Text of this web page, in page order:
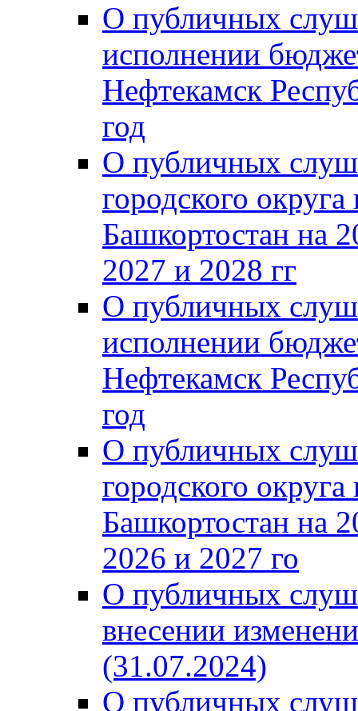
О публичных
исполнении
Нефтекамск
год
О публичных
городского
Башкортостан на
2027 и 2028 гг
О публичных
исполнении
Нефтекамск
год
О публичных
городского
Башкортостан на
2026 и 2027 го
О публичных
внесении
(31.07.2024)
О публичных